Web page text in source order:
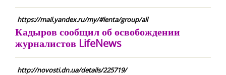
https://mail.yandex.ru/my/#lenta/group/all
Кадыров сообщил об освобождении
журналистов LifeNews
http://novosti.dn.ua/details/225719/